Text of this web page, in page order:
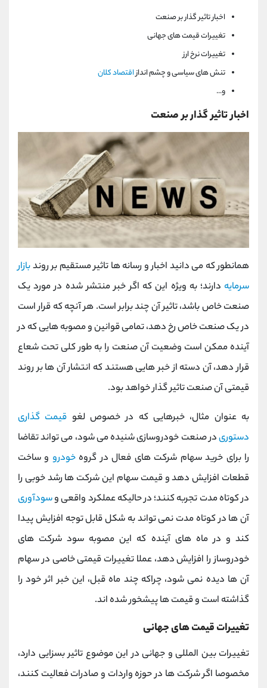
اخبار تاثیر گذار بر صنعت
تغییرات قیمت های جهانی
تغییرات نرخ ارز
تنش های سیاسی و چشم اندازاقتصاد کلان
و...
اخبار تاثیر گذار بر صنعت
همانطور که می دانید اخبار و رسانه ها تاثیر مستقیم بر روندبازار
سرمایه دارند؛ به ویژه این که اگر خبر منتشر شده در مورد یک
صنعت خاص باشد، تاثیر آن چند برابر است. هر آنچه که قرار است
در یک صنعت خاص رخ دهد، تمامی قوانین و مصوبه هایی که در
آینده ممکن است وضعیت آن صنعت را به طور کلی تحت شعاع
قرار دهد، آن دسته از خبر هایی هستند که انتشار آن ها بر روند
قیمتی آن صنعت تاثیر گذار خواهد بود.
به عنوان مثال، خبرهایی که در خصوص لغو قیمت گذاری
دستوریدر صنعت خودروسازی شنیده می شود، می تواند تقاضا
را برای خرید سهام شرکت های فعال در گروهخودرو و ساخت
قطعات افزایش دهد و قیمت سهام این شرکت ها رشد خوبی را
در کوتاه مدت تجربه کنند؛ در حالیکه عملکرد واقعی وسودآوری
آن ها در کوتاه مدت نمی تواند به شکل قابل توجه افزایش پیدا
کند و در ماه های آینده که این مصوبه سود شرکت های
خودروساز را افزایش دهد، عملا تغییرات قیمتی خاصی در سهام
آن ها دیده نمی شود، چراکه چند ماه قبل، این خبر اثر خود را
گذاشته است و قیمت ها پیشخور شده اند.
تغییرات قیمت های جهانی
تغییرات بین المللی و جهانی در این موضوع تاثیر بسزایی دارد،
مخصوصا اگر شرکت ها در حوزه واردات و صادرات فعالیت کنند،